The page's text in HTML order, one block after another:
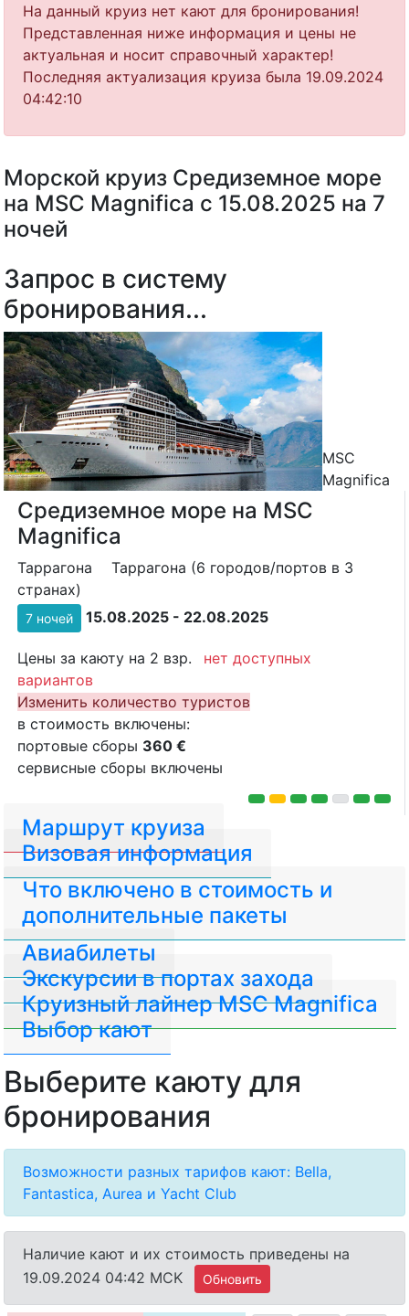
На данный круиз нет кают для бронирования!
Представленная ниже информация и цены не
актуальная и носит справочный характер!
Последняя актуализация круиза была 19.09.2024
04:42:10
Морской круиз Средиземное море
на MSC Magnifica с 15.08.2025 на 7
ночей
MSC
Magnifica
Средиземное море на MSC
Magnifica
Таррагона
Таррагона (6 городов/портов в 3
странах)
7 ночей 15.08.2025 - 22.08.2025
Цены за каюту на 2 взр.
нет доступных
вариантов
Изменить количество туристов
в стоимость включены:
портовые сборы 360 €
сервисные сборы включены
Запрос в систему
бронирования...
Маршрут круиза
Визовая информация
Авиабилеты
Что включено в стоимость и
дополнительные пакеты
Экскурсии в портах захода
Круизный лайнер MSC Magnifica
Выбор кают
Выберите каюту для
бронирования
Возможности разных тарифов кают: Bella,
Fantastica, Aurea и Yacht Club
Наличие кают и их стоимость приведены на
19.09.2024 04:42 MCK
Обновить